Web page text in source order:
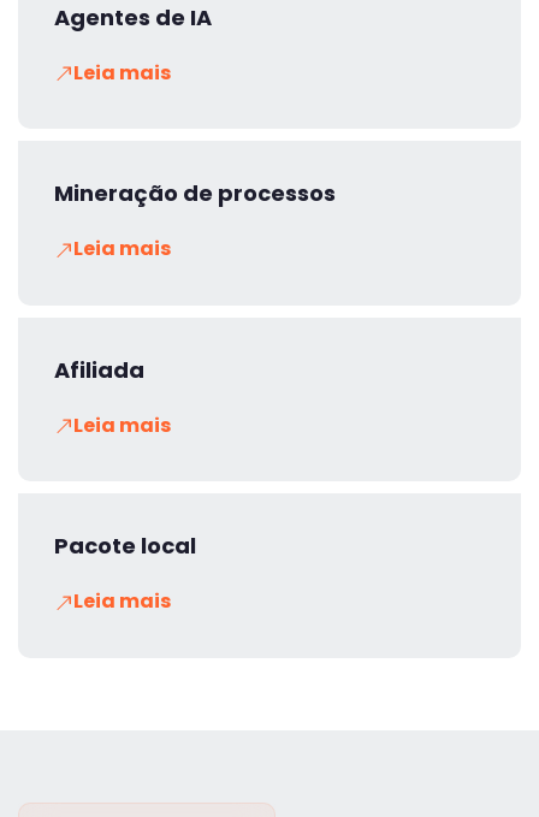
Agentes de IA
Leia mais
Mineração de processos
Leia mais
Afiliada
Leia mais
Pacote local
Leia mais